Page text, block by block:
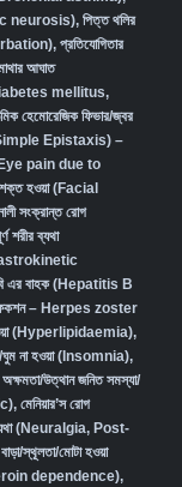
neurosis), পিত্ত থলির
, প্রতিযোগিতার
আঘাত
mellitus,
হেমোরেজিক ফিভার/জ্বর
(Simple Epistaxis) –
(Eye pain due to
শক্ত হওয়া (Facial
সংক্রান্ত রোগ
শরীর ব্যথা
বি এর বাহক (Hepatitis B
– Herpes zoster
যাওয়া (Hyperlipidaemia),
ঘুম না হওয়া (Insomnia),
উত্থান জনিত সমস্যা/
), মেনিয়ার’স রোগ
ব্যথা (Neuralgia, Post-
স্থূলতা/মোটা হওয়া
dependence),